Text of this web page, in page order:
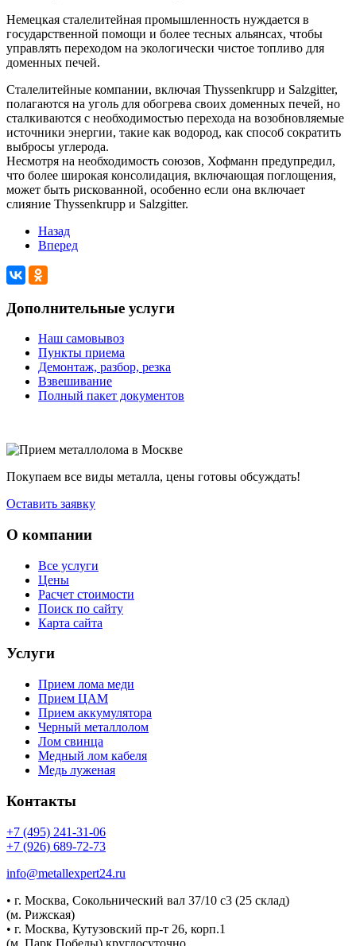
Немецкая сталелитейная промышленность нуждается в
государственной помощи и более тесных альянсах, чтобы
управлять переходом на экологически чистое топливо для
доменных печей.
Сталелитейные компании, включая Thyssenkrupp и Salzgitter,
полагаются на уголь для обогрева своих доменных печей, но
сталкиваются с необходимостью перехода на возобновляемые
источники энергии, такие как водород, как способ сократить
выбросы углерода.
Несмотря на необходимость союзов, Хофманн предупредил,
что более широкая консолидация, включающая поглощения,
может быть рискованной, особенно если она включает
слияние Thyssenkrupp и Salzgitter.
Назад
Вперед
Дополнительные услуги
Наш самовывоз
Пункты приема
Демонтаж, разбор, резка
Взвешивание
Полный пакет документов
Покупаем все виды металла, цены готовы обсуждать!
Оставить заявку
О компании
Все услуги
Цены
Расчет стоимости
Поиск по сайту
Карта сайта
Услуги
Прием лома меди
Прием ЦАМ
Прием аккумулятора
Черный металлолом
Лом свинца
Медный лом кабеля
Медь луженая
Контакты
+7 (495) 241-31-06
+7 (926) 689-72-73
info@metallexpert24.ru
• г. Москва, Сокольнический вал 37/10 с3 (25 склад)
(м. Рижская)
• г. Москва, Кутузовский пр-т 26, корп.1
(м. Парк Победы) круглосуточно